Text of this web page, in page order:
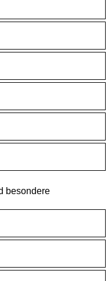
besondere